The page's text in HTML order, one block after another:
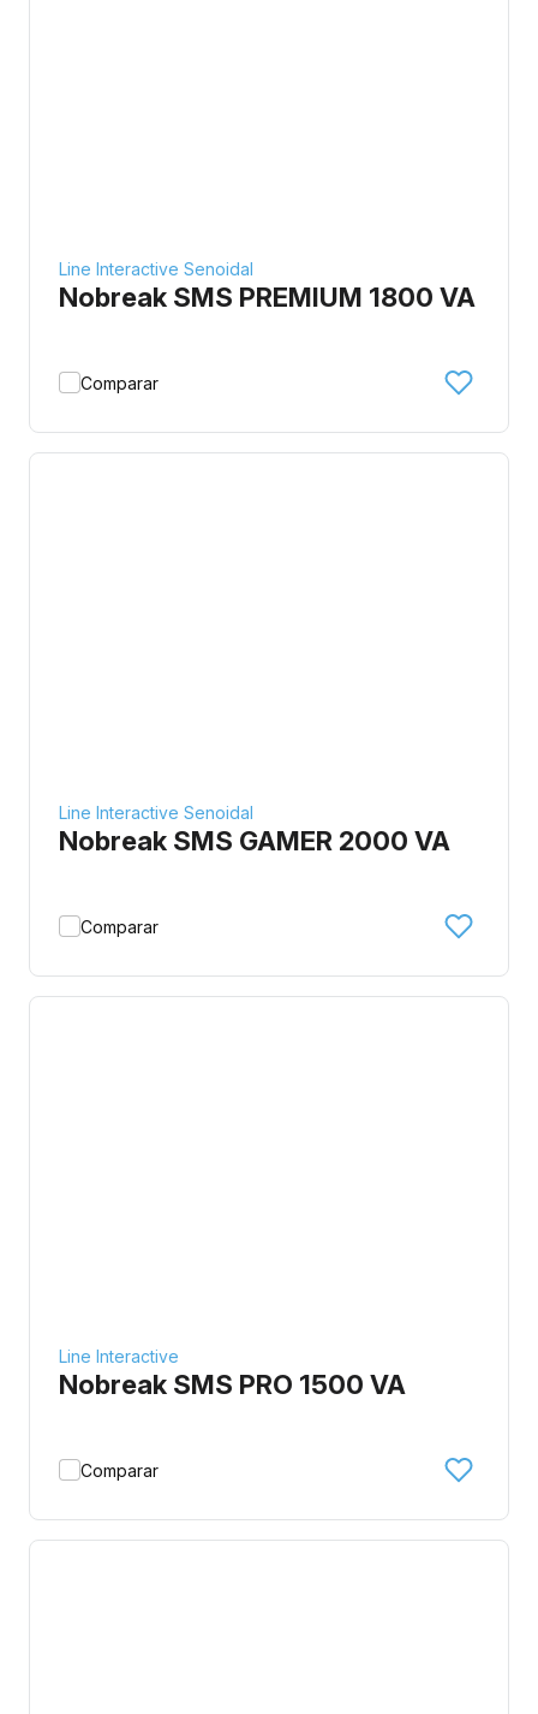
Line Interactive Senoidal
Nobreak SMS PREMIUM 1800 VA
Comparar
Line Interactive Senoidal
Nobreak SMS GAMER 2000 VA
Comparar
Line Interactive
Nobreak SMS PRO 1500 VA
Comparar